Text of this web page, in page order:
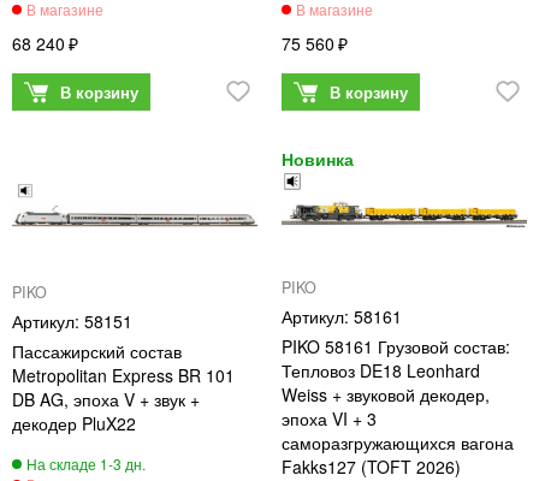
68 240 75 560
PIKO
58151
Пассажирский состав
Metropolitan Express BR 101
DB AG, эпоха V + звук +
декодер PluX22
PIKO
58161
PIKO 58161 Грузовой состав:
Тепловоз DE18 Leonhard
Weiss + звуковой декодер,
эпоха VI + 3
саморазгружающихся вагона
Fakks127 (TOFT 2026)